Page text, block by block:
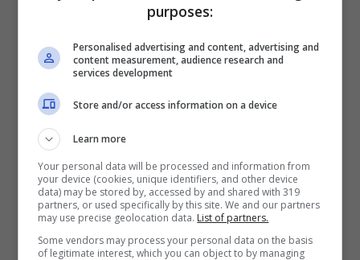
purposes:
Personalised advertising and content, advertising and
content measurement, audience research and
services development
Store and/or access information on a device
Learn more
Your personal data will be processed and information from
your device (cookies, unique identifiers, and other device
data) may be stored by, accessed by and shared with 319
partners, or used specifically by this site. We and our partners
may use precise geolocation data. List of partners.
Some vendors may process your personal data on the basis
of legitimate interest, which you can object to by managing